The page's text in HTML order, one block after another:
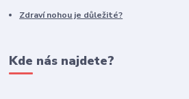
Zdraví nohou je důležité?
Kde nás najdete?